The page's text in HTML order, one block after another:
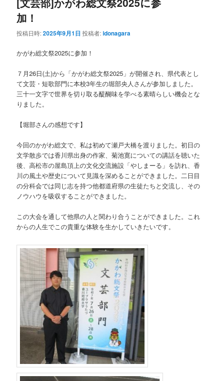
ン
ツ
へ
移
動
ツ
へ
移
動
加！
投稿日時:2025年9月1日 投稿者:idonagara
かがわ総文祭2025に参加！
７月26日(土)から「かがわ総文祭2025」が開催され、県代表とし
て文芸・短歌部門に本校3年生の堀部央人さんが参加しました。
三十一文字で世界を切り取る醍醐味を学べる素晴らしい機会とな
りました。
【堀部さんの感想です】
今回のかがわ総文で、私は初めて瀬戸大橋を渡りました。初日の
文学散歩では香川県出身の作家、菊池寛についての講話を聴いた
後、高松市の屋島頂上の文化交流施設「やしまーる」を訪れ、香
川の風土や歴史について見識を深めることができました。二日目
の分科会では同じ志を持つ他都道府県の生徒たちと交流し、その
ノウハウを吸収することができました。
この大会を通して他県の人と関わり合うことができました。これ
からの人生でこの貴重な体験を生かしていきたいです。